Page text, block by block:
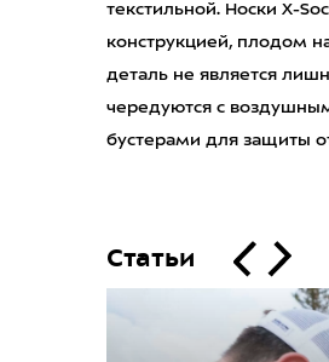
текстильной. Носки X-
конструкцией, плодом
деталь не является
чередуются с
бустерами для защиты
Статьи